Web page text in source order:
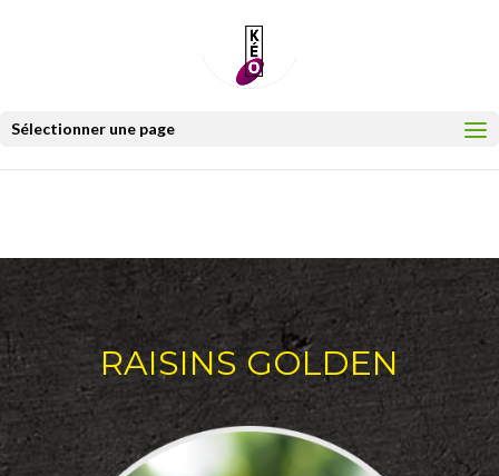
Sélectionner une page
RAISINS GOLDEN